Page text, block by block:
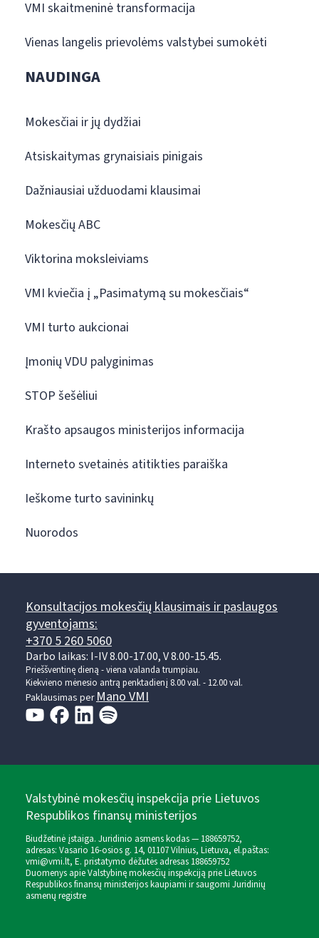
VMI skaitmeninė transformacija
Vienas langelis prievolėms valstybei sumokėti
NAUDINGA
Mokesčiai ir jų dydžiai
Atsiskaitymas grynaisiais pinigais
Dažniausiai užduodami klausimai
Mokesčių ABC
Viktorina moksleiviams
VMI kviečia į „Pasimatymą su mokesčiais“
VMI turto aukcionai
Įmonių VDU palyginimas
STOP šešėliui
Krašto apsaugos ministerijos informacija
Interneto svetainės atitikties paraiška
Ieškome turto savininkų
Nuorodos
Konsultacijos mokesčių klausimais ir paslaugos
gyventojams:
+370 5 260 5060
Darbo laikas: I-IV 8.00-17.00, V 8.00-15.45.
Prieššventinę dieną - viena valanda trumpiau.
Kiekvieno mėnesio antrą penktadienį 8.00 val. - 12.00 val.
Paklausimas per Mano VMI
Valstybinė mokesčių inspekcija prie Lietuvos
Respublikos finansų ministerijos
Biudžetinė įstaiga. Juridinio asmens kodas — 188659752,
adresas: Vasario 16-osios g. 14, 01107 Vilnius, Lietuva, el.paštas:
vmi@vmi.lt, E. pristatymo dėžutės adresas 188659752
Duomenys apie Valstybinę mokesčių inspekciją prie Lietuvos
Respublikos finansų ministerijos kaupiami ir saugomi Juridinių
asmenų registre